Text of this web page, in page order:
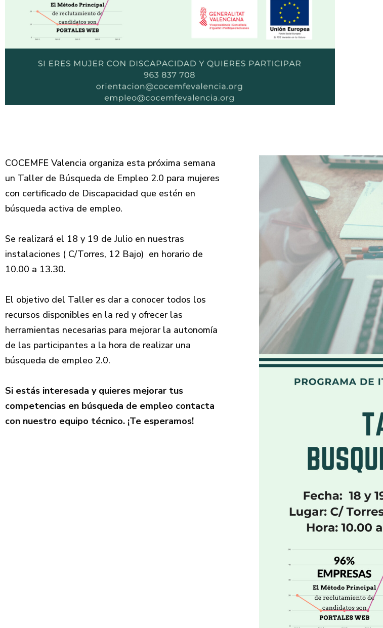
COCEMFE Valencia organiza esta próxima semana
un Taller de Búsqueda de Empleo 2.0 para mujeres
con certificado de Discapacidad que estén en
búsqueda activa de empleo.
Se realizará el 18 y 19 de Julio en nuestras
instalaciones ( C/Torres, 12 Bajo) en horario de
10.00 a 13.30.
El objetivo del Taller es dar a conocer todos los
recursos disponibles en la red y ofrecer las
herramientas necesarias para mejorar la autonomía
de las participantes a la hora de realizar una
búsqueda de empleo 2.0.
Si estás interesada y quieres mejorar tus
competencias en búsqueda de empleo contacta
con nuestro equipo técnico. ¡Te esperamos!